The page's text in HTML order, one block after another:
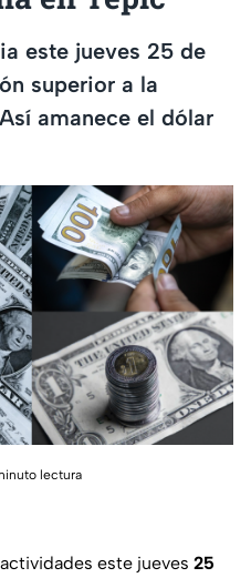
este jueves 25 de
superior a la
amanece el dólar
lectura
este jueves 25